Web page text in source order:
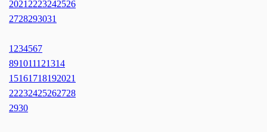
2021 2223242526
2728293031
1 234567
891011121314
15161718192021
22232425262728
2930